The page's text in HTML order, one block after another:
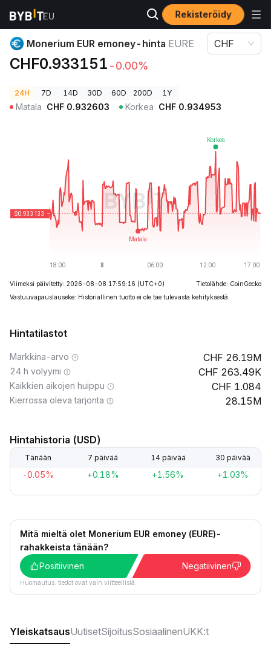
Rekisteröidy
Kryptohinnat Monerium EUR emoney-hinta EURE
Monerium EUR emoney-hinta EURE
CHF0.933151 -0.00%
CHF
24H 7D 14D 30D 60D 200D 1Y
Matala CHF 0.932603 Korkea CHF 0.934953
Viimeksi päivitetty: 2026-08-08 17:59:16 (UTC+0)
Tietolähde: CoinGecko
Vastuuvapauslauseke: Historiallinen tuotto ei ole tae tulevasta kehityksestä.
Hintatilastot
Markkina-arvo 26.19M
24 h volyymi 263.49K
Kaikkien aikojen huippu 1.084
Kierrossa oleva tarjonta 28.15M
Hintahistoria (USD)
Tänään 7 päivää 14 päivää 30 päivää
-0.05% +0.18% +1.56% +1.03%
Mitä mieltä olet Monerium EUR emoney (EURE)-
rahakkeista tänään?
Positiivinen
Negatiivinen
Huomautus: tiedot ovat vain viitteellisiä.
YleiskatsausUutisetSijoitusSosiaalinenUKK:t